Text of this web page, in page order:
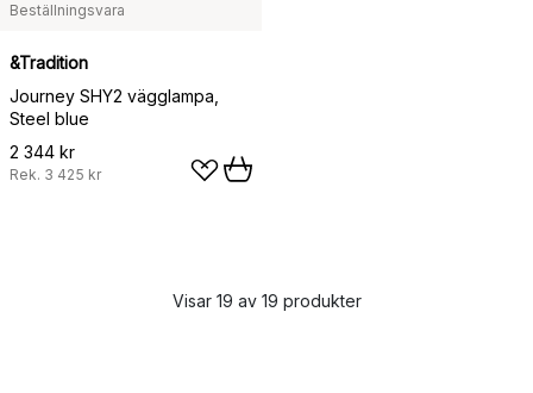
Beställningsvara
&Tradition
Journey SHY2 vägglampa,
Steel blue
2 344 kr
Rek. 3 425 kr
Visar 19 av 19 produkter